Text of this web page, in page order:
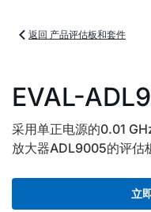
返回 产品评估板和套件
EVAL-
采用单正电源的0.01
放大器ADL9005的评估
立